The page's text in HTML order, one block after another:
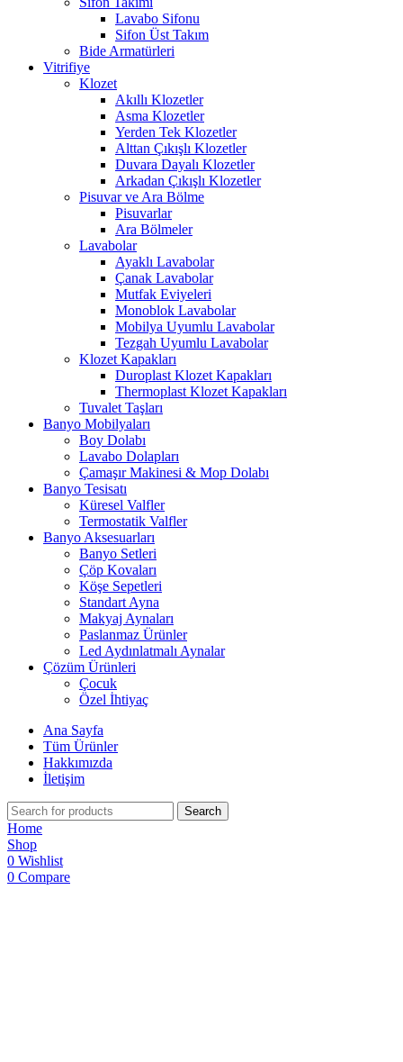
Lavabo Sifonu
Sifon Üst Takım
Bide Armatürleri
Vitrifiye
Klozet
Akıllı Klozetler
Asma Klozetler
Yerden Tek Klozetler
Alttan Çıkışlı Klozetler
Duvara Dayalı Klozetler
Arkadan Çıkışlı Klozetler
Pisuvar ve Ara Bölme
Pisuvarlar
Ara Bölmeler
Lavabolar
Ayaklı Lavabolar
Çanak Lavabolar
Mutfak Eviyeleri
Monoblok Lavabolar
Mobilya Uyumlu Lavabolar
Tezgah Uyumlu Lavabolar
Klozet Kapakları
Duroplast Klozet Kapakları
Thermoplast Klozet Kapakları
Tuvalet Taşları
Banyo Mobilyaları
Boy Dolabı
Lavabo Dolapları
Çamaşır Makinesi & Mop Dolabı
Banyo Tesisatı
Küresel Valfler
Termostatik Valfler
Banyo Aksesuarları
Banyo Setleri
Çöp Kovaları
Köşe Sepetleri
Standart Ayna
Makyaj Aynaları
Paslanmaz Ürünler
Led Aydınlatmalı Aynalar
Çözüm Ürünleri
Çocuk
Özel İhtiyaç
Ana Sayfa
Tüm Ürünler
Hakkımızda
İletişim
Search
Home
Shop
0 Wishlist
0 Compare